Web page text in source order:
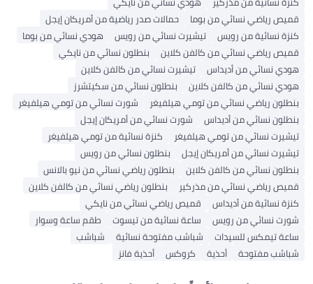
قميص رياضي نسائي من بوما
حمالات صدر رياضية من أمريكان إيجل
كنزة نسائية من رويس
تيشيرت نسائي من رويس
هودي نسائي من بوما
قميص رياضي نسائي من كالفن كلاين
بنطلون نسائي من نايكي
هودي نسائي من أديداس
تيشيرت نسائي من كالفن كلاين
هودي نسائي من كالفن كلاين
بنطلون نسائي من سكيتشرز
بنطلون رياضي نسائي من تومي هيلفيغر
شورت نسائي من تومي هيلفيغر
بنطلون نسائي من أديداس
شورت نسائي من أمريكان إيجل
تيشيرت نسائي من تومي هيلفيغر
كنزة نسائية من تومي هيلفيغر
تيشيرت نسائي من أمريكان إيجل
بنطلون نسائي من رويس
بنطلون نسائي من كالفن كلاين
بنطلون رياضي نسائي من نيو بالانس
قميص رياضي نسائي من مذركير
بنطلون رياضي نسائي من كالفن كلاين
كنزة نسائية من أديداس
قميص رياضي نسائي من نايكي
شورت نسائي من رويس
ساعة نسائية من تيسوت
طقم ساعة وسوار
ساعة تيمكس للسيدات
شباشب مفتوحة نسائية
شباشب
شباشب مفتوحة
أحذية كروكس أحذية فانز